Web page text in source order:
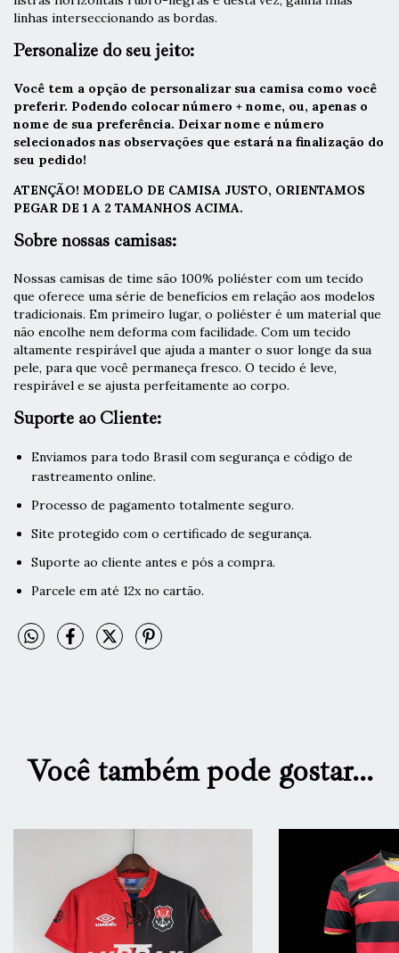
linhas interseccionando as bordas.
Personalize do seu jeito:
Você tem a opção de personalizar sua camisa como você
preferir. Podendo colocar número + nome, ou, apenas o
nome de sua preferência. Deixar nome e número
selecionados nas observações que estará na finalização do
seu pedido!
ATENÇÃO! MODELO DE CAMISA JUSTO, ORIENTAMOS
PEGAR DE 1 A 2 TAMANHOS ACIMA.
Sobre nossas camisas:
Nossas camisas de time são 100% poliéster com um tecido
que oferece uma série de benefícios em relação aos modelos
tradicionais. Em primeiro lugar, o poliéster é um material que
não encolhe nem deforma com facilidade. Com um tecido
altamente respirável que ajuda a manter o suor longe da sua
pele, para que você permaneça fresco. O tecido é leve,
respirável e se ajusta perfeitamente ao corpo.
Suporte ao Cliente:
Enviamos para todo Brasil com segurança e código de
rastreamento online.
Processo de pagamento totalmente seguro.
Site protegido com o certificado de segurança.
Suporte ao cliente antes e pós a compra.
Parcele em até 12x no cartão.
Você também pode gostar...